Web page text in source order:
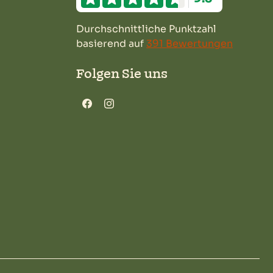
Durchschnittliche Punktzahl
basierend auf 391 Bewertungen
Folgen Sie uns